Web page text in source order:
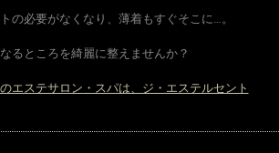
の必要がなくなり、薄着もすぐそこに…。
るところを綺麗に整えませんか？
エステサロン・スパは、ジ・エステルセント